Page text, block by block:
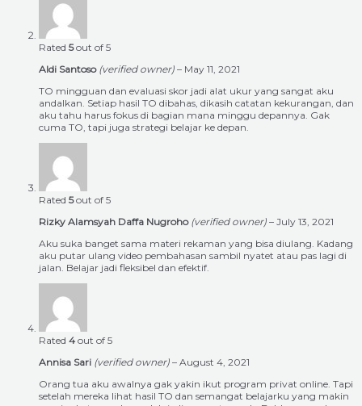
Rated 5out of 5
Aldi Santoso (verified owner) – May 11, 2021
TO mingguan dan evaluasi skor jadi alat ukur yang sangat aku
andalkan. Setiap hasil TO dibahas, dikasih catatan kekurangan, dan
aku tahu harus fokus di bagian mana minggu depannya. Gak
cuma TO, tapi juga strategi belajar ke depan.
Rated 5out of 5
Rizky Alamsyah Daffa Nugroho (verified owner) – July 13, 2021
Aku suka banget sama materi rekaman yang bisa diulang. Kadang
aku putar ulang video pembahasan sambil nyatet atau pas lagi di
jalan. Belajar jadi fleksibel dan efektif.
Rated 4 out of 5
Annisa Sari (verified owner) – August 4, 2021
Orang tua aku awalnya gak yakin ikut program privat online. Tapi
setelah mereka lihat hasil TO dan semangat belajarku yang makin